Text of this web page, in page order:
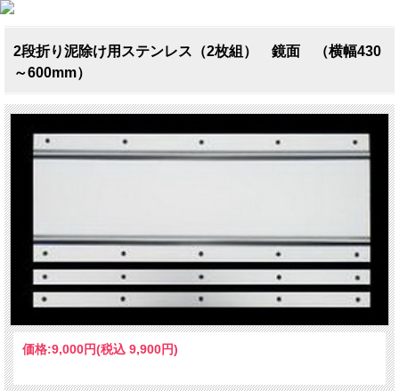
2段折り泥除け用ステンレス（2枚組） 鏡面 （横幅430
～600mm）
価格:9,000円(税込 9,900円)